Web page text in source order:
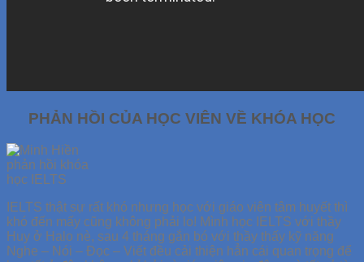
PHẢN HỒI CỦA HỌC VIÊN VỀ KHÓA HỌC
IELTS thật sự rất khó nhưng học với giáo viên tâm huyết thì
khó đến mấy cũng không phải lo! Mình học IELTS với thầy
Huy ở Halo nè, sau 4 tháng gắn bó với thầy thấy kỹ năng
Nghe – Nói – Đọc – Viết đều cải thiện hẳn cái quan trọng để